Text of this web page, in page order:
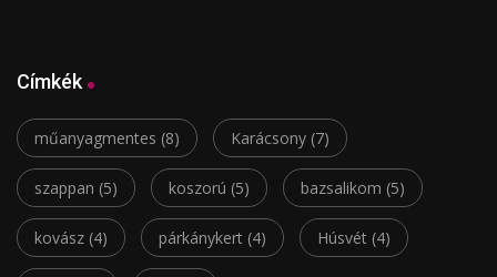
Címkék
műanyagmentes (8) Karácsony (7)
szappan (5) koszorú (5) bazsalikom (5)
kovász (4) párkánykert (4) Húsvét (4)